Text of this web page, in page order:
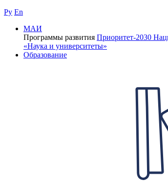
Ру En
МАИ
Программы развития Приоритет-2030
«Наука и университеты»
Образование